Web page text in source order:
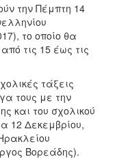
την Πέμπτη 14
το οποίο θα
τις 15 έως τις
τάξεις
τους με την
και του σχολικού
12 Δεκεμβρίου,
Βορεάδης).